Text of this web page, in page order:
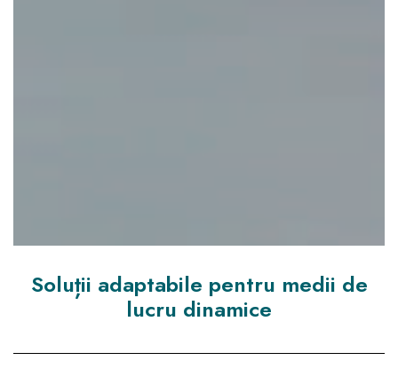
Soluții adaptabile pentru medii de
lucru dinamice